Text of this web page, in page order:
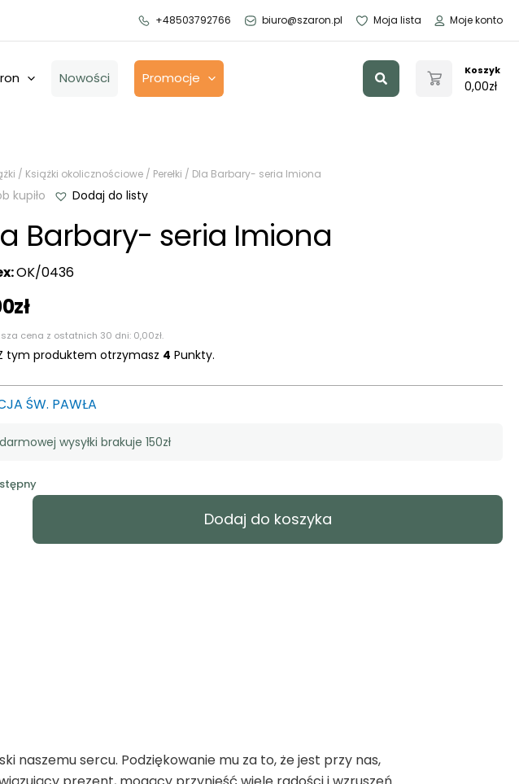
+48503792766 biuro@szaron.pl Moja lista Moje konto
Nowości Promocje Szukaj Koszyk
0,00zł
/ Książki okolicznościowe / Perełki / Dla Barbary- seria Imiona
kupiło Dodaj do listy
Barbary- seria Imiona
OK/0436
zł
cena z ostatnich 30 dni: 0,00zł.
tym produktem otrzymasz 4 Punkty.
ŚW. PAWŁA
wysyłki brakuje 150zł
Dodaj do koszyka
naszemu sercu. Podziękowanie mu za to, że jest przy nas,